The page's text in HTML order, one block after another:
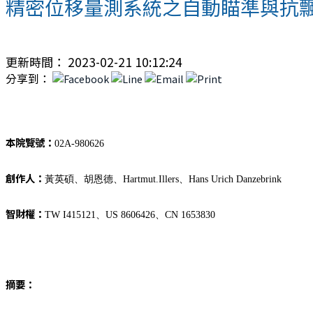
精密位移量測系統之自動瞄準與抗
更新時間： 2023-02-21 10:12:24
分享到：
本院覽號： 02A-980626
創作人： 黃英碩、胡恩德、Hartmut.Illers、Hans Urich Danzebrink
智財權： TW I415121、US 8606426、CN 1653830
摘要：